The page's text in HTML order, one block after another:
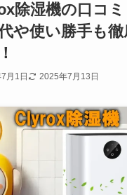
除湿機の口コミ
や使い勝手も
月1日 2025年7月13日